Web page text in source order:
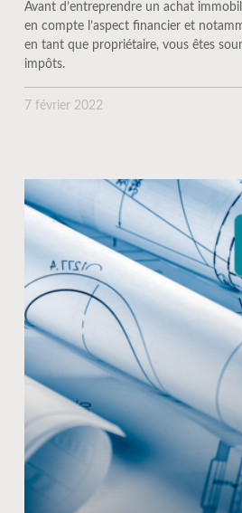
Avant d’entreprendre un achat
en compte l’aspect financier et
en tant que propriétaire, vous êtes
impôts.
7 février 2022